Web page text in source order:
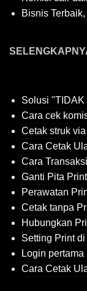
Bisnis
Solusi "TIDAK
Cara cek
Cetak struk
Cara Cetak
Cara
Ganti Pita
Perawatan
Cetak tanpa
Hubungkan
Setting Print
Login
Cara Cetak